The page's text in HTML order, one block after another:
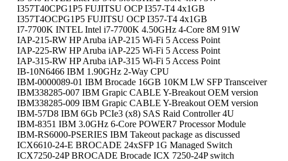
I357T40CPG1P5 FUJITSU OCP I357-T4 4x1GB
I357T4OCPG1P5 FUJITSU OCP I357-T4 4x1GB
I7-7700K INTEL Intel i7-7700K 4.50GHz 4-Core 8M 91W
IAP-215-RW HP Aruba iAP-215 Wi-Fi 5 Access Point
IAP-225-RW HP Aruba iAP-225 Wi-Fi 5 Access Point
IAP-315-RW HP Aruba iAP-315 Wi-Fi 5 Access Point
IB-10N6466 IBM 1.90GHz 2-Way CPU
IBM-0000089-01 IBM Brocade 16GB 10KM LW SFP Transceiver
IBM338285-007 IBM Grapic CABLE Y-Breakout OEM version
IBM338285-009 IBM Grapic CABLE Y-Breakout OEM version
IBM-57D8 IBM 6Gb PCIe3 (x8) SAS Raid Controller 4U
IBM-8351 IBM 3.0GHz 6-Core POWER7 Processor Module
IBM-RS6000-PSERIES IBM Takeout package as discussed
ICX6610-24-E BROCADE 24xSFP 1G Managed Switch
ICX7250-24P BROCADE Brocade ICX 7250-24P switch